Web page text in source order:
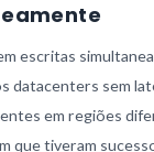
escritas
datacenters sem
em regiões
tiveram